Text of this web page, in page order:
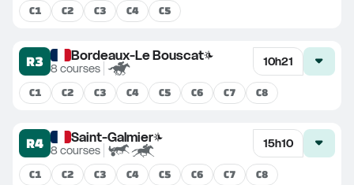
C1 C2 C3 C4 C5
R3 Bordeaux-Le Bouscat
8 courses 10h21
C1 C2 C3 C4 C5 C6 C7 C8
R4 Saint-Galmier
8 courses 15h10
C1 C2 C3 C4 C5 C6 C7 C8